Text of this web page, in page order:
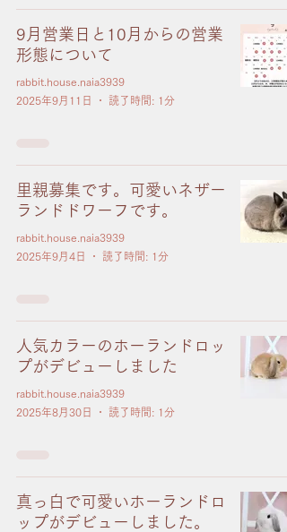
9月営業日と10月からの営業
形態について
rabbit.house.naia3939
2025年9月11日
読了時間: 1分
里親募集です。可愛いネザー
ランドドワーフです。
rabbit.house.naia3939
2025年9月4日
読了時間: 1分
人気カラーのホーランドロッ
プがデビューしました
rabbit.house.naia3939
2025年8月30日
読了時間: 1分
真っ白で可愛いホーランドロ
ップがデビューしました。